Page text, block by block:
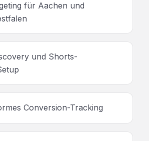
für Aachen und
und Shorts-
Conversion-Tracking